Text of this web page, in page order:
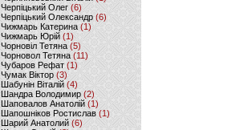
Черпіцький Олег (6)
Черпіцький Олександр (6)
Чижмарь Катерина (1)
Чижмарь Юрій (1)
Чорновіл Тетяна (5)
Чорновол Тетяна (11)
Чубаров Рефат (1)
Чумак Віктор(3)
Шабунін Віталій (4)
Шандра Володимир (2)
Шаповалов Анатолій(1)
Шапошніков Ростислав(1)
Шарий Анатолий(6)